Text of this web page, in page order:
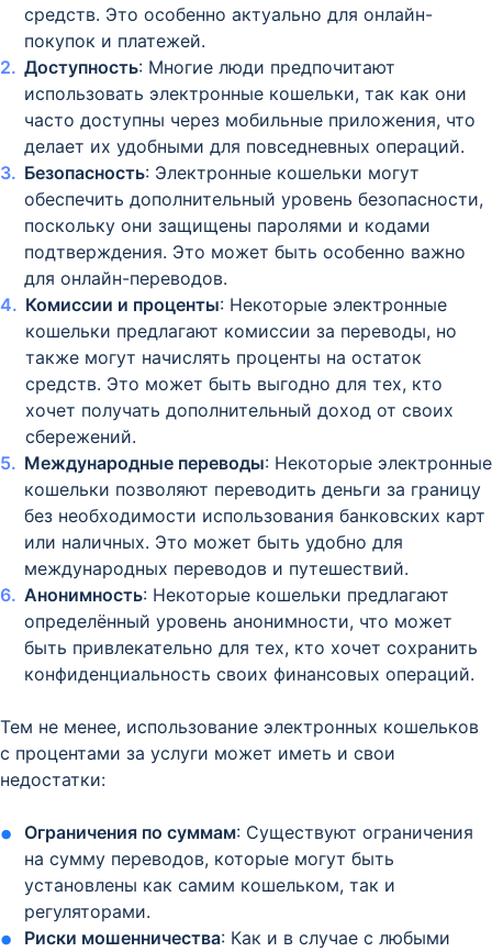
средств. Это особенно актуально для онлайн-
покупок и платежей.
Доступность: Многие люди предпочитают
использовать электронные кошельки, так как они
часто доступны через мобильные приложения, что
делает их удобными для повседневных операций.
Безопасность: Электронные кошельки могут
обеспечить дополнительный уровень безопасности,
поскольку они защищены паролями и кодами
подтверждения. Это может быть особенно важно
для онлайн-переводов.
Комиссии и проценты: Некоторые электронные
кошельки предлагают комиссии за переводы, но
также могут начислять проценты на остаток
средств. Это может быть выгодно для тех, кто
хочет получать дополнительный доход от своих
сбережений.
Международные переводы: Некоторые электронные
кошельки позволяют переводить деньги за границу
без необходимости использования банковских карт
или наличных. Это может быть удобно для
международных переводов и путешествий.
Анонимность: Некоторые кошельки предлагают
определённый уровень анонимности, что может
быть привлекательно для тех, кто хочет сохранить
конфиденциальность своих финансовых операций.
Тем не менее, использование электронных кошельков
с процентами за услуги может иметь и свои
недостатки:
Ограничения по суммам: Существуют ограничения
на сумму переводов, которые могут быть
установлены как самим кошельком, так и
регуляторами.
Риски мошенничества: Как и в случае с любыми